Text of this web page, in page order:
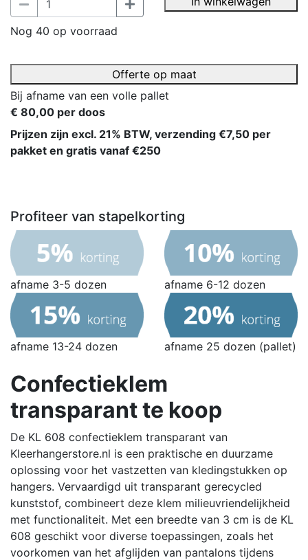
Nog 40 op voorraad
Offerte op maat
Bij afname van een volle pallet
€ 80,00 per doos
Prijzen zijn excl. 21% BTW, verzending €7,50 per
pakket en gratis vanaf €250
Profiteer van stapelkorting
afname 3-5 dozen afname 6-12 dozen
afname 13-24 dozen afname 25 dozen (pallet)
Confectieklem
transparant te koop
De KL 608 confectieklem transparant van
Kleerhangerstore.nl is een praktische en duurzame
oplossing voor het vastzetten van kledingstukken op
hangers. Vervaardigd uit transparant gerecycled
kunststof, combineert deze klem milieuvriendelijkheid
met functionaliteit. Met een breedte van 3 cm is de KL
608 geschikt voor diverse toepassingen, zoals het
voorkomen van het afglijden van pantalons tijdens